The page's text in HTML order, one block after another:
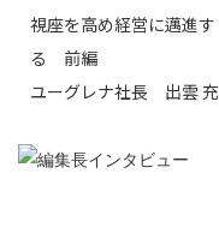
視座を高め経営に邁進す
る 前編
ユーグレナ社長 出雲 充